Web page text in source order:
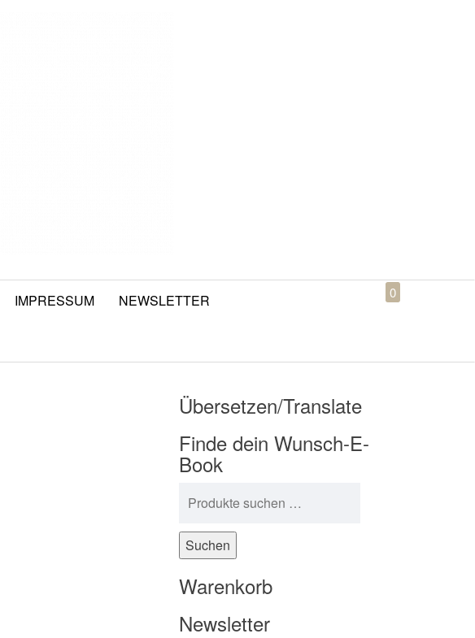
IMPRESSUM NEWSLETTER 0
Übersetzen/Translate
Finde dein Wunsch-E-
Book
Suchen
Warenkorb
Newsletter